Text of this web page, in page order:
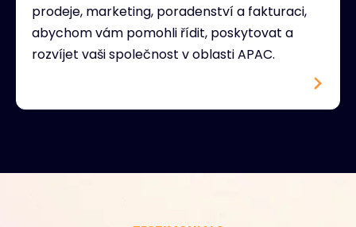
prodeje, marketing, poradenství a fakturaci,
abychom vám pomohli řídit, poskytovat a
rozvíjet vaši společnost v oblasti APAC.